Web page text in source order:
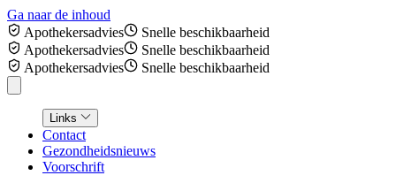
Ga naar de inhoud
Apothekersadvies
Snelle beschikbaarheid
Apothekersadvies
Snelle beschikbaarheid
Apothekersadvies
Snelle beschikbaarheid
Links
Contact
Gezondheidsnieuws
Voorschrift